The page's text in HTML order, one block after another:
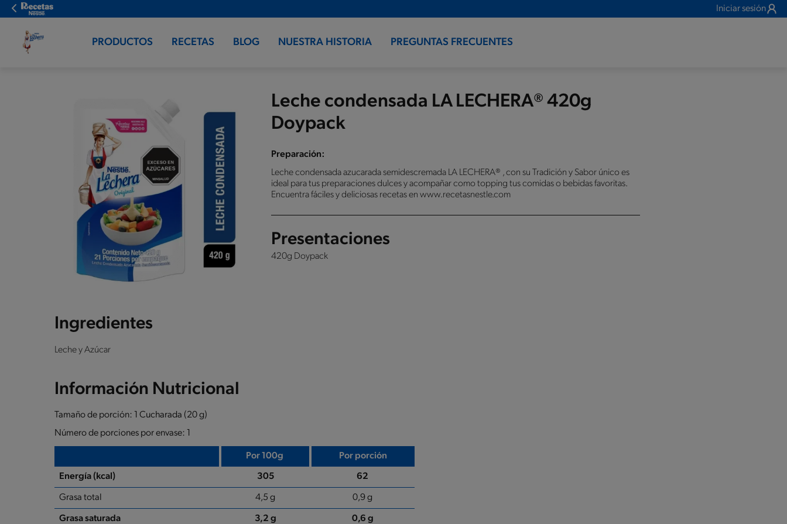
Iniciar sesión
PRODUCTOS RECETAS BLOG NUESTRA HISTORIA PREGUNTAS FRECUENTES
Leche condensada LA LECHERA® 420g
Doypack
Preparación:
Leche condensada azucarada semidescremada LA LECHERA® , con su Tradición y Sabor único es
ideal para tus preparaciones dulces y acompañar como topping tus comidas o bebidas favoritas.
Encuentra fáciles y deliciosas recetas en www.recetasnestle.com
Presentaciones
420g Doypack
Ingredientes
Leche y Azúcar
Información Nutricional
Tamaño de porción: 1 Cucharada (20 g)
Número de porciones por envase: 1
Por 100g Por porción
Energía (kcal) 305 62
Grasa total 4,5 g 0,9 g
Grasa saturada 3,2 g 0,6 g